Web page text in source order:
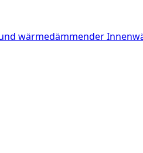
wärmedämmender